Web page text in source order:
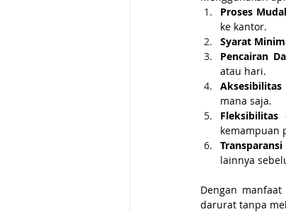
Proses
ke kantor.
Syarat
Pencairan
atau hari.
Aksesibilitas
mana saja.
Fleksibilitas
kemampuan
lainnya
Dengan
darurat tanpa